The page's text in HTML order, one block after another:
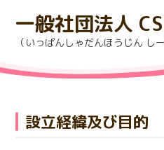
予防・検診
相談する
治療する
一般社団法人
（いっぱんしゃだんほうじん し
設立経緯及び目的